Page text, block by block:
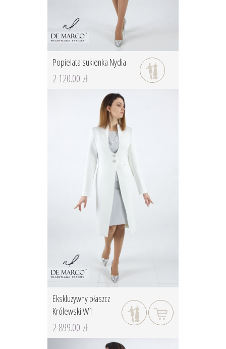
Popielata sukienka Nydia
2 120.00 zł
Ekskluzywny płaszcz
Królewski W1
2 899.00 zł